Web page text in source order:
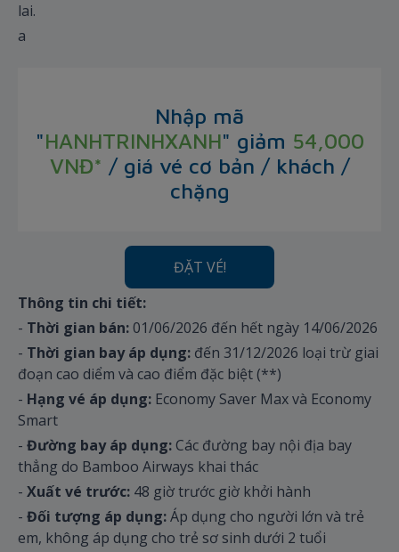
lai.
a
Nhập mã
"HANHTRINHXANH" giảm 54,000
VNĐ* / giá vé cơ bản / khách /
chặng
ĐẶT VÉ!
Thông tin chi tiết:
- Thời gian bán: 01/06/2026 đến hết ngày 14/06/2026
- Thời gian bay áp dụng: đến 31/12/2026 loại trừ giai
đoạn cao diểm và cao điểm đặc biệt (**)
- Hạng vé áp dụng: Economy Saver Max và Economy
Smart
- Đường bay áp dụng: Các đường bay nội địa bay
thẳng do Bamboo Airways khai thác
- Xuất vé trước: 48 giờ trước giờ khởi hành
- Đối tượng áp dụng:Áp dụng cho người lớn và trẻ
em, không áp dụng cho trẻ sơ sinh dưới 2 tuổi